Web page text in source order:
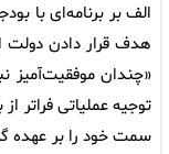
الف بر برنامه‌ای با
هدف قرار دادن دولت
«چندان موفقیت‌آمیز
توجیه عملیاتی فراتر
سمت خود را بر عهده